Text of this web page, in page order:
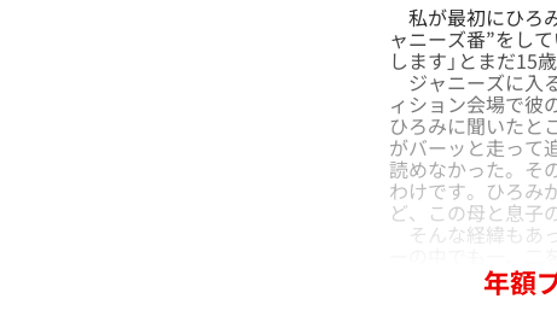
私が最初にひろ
ャニーズ番”をし
します」とまだ15
ジャニーズに入
ィション会場で彼
ひろみに聞いたと
がバーッと走って
読めなかった。そ
わけです。ひろみ
ど、この母と息子
そんな経緯もあ
年額